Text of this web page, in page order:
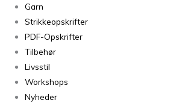
Garn
Strikkeopskrifter
PDF-Opskrifter
Tilbehør
Livsstil
Workshops
Nyheder